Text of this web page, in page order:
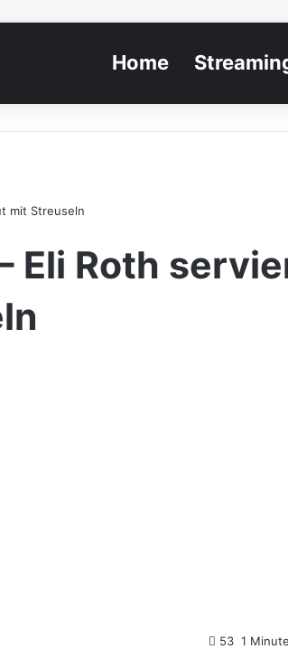
Home
mit Streuseln
Eli Roth
53 1